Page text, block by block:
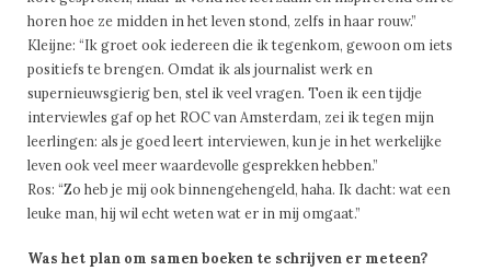
horen hoe ze midden in het leven stond, zelfs in haar rouw.”
Kleijne: “Ik groet ook iedereen die ik tegenkom, gewoon om iets
positiefs te brengen. Omdat ik als journalist werk en
supernieuwsgierig ben, stel ik veel vragen. Toen ik een tijdje
interviewles gaf op het ROC van Amsterdam, zei ik tegen mijn
leerlingen: als je goed leert interviewen, kun je in het werkelijke
leven ook veel meer waardevolle gesprekken hebben.”
Ros: “Zo heb je mij ook binnengehengeld, haha. Ik dacht: wat een
leuke man, hij wil echt weten wat er in mij omgaat.”
Was het plan om samen boeken te schrijven er meteen?